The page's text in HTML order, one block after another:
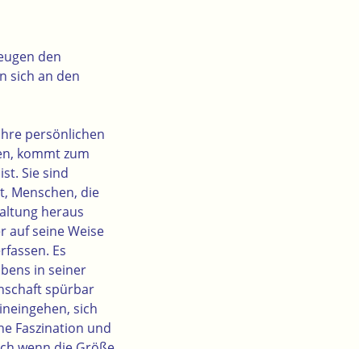
den
sich an den
persönlichen
kommt zum
Sie sind
Menschen, die
heraus
auf seine Weise
Es
in seiner
spürbar
sich
Faszination und